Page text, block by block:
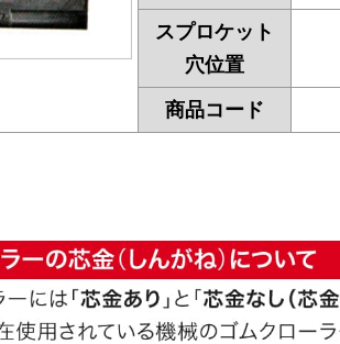
スプロケット
穴位置
商品コード